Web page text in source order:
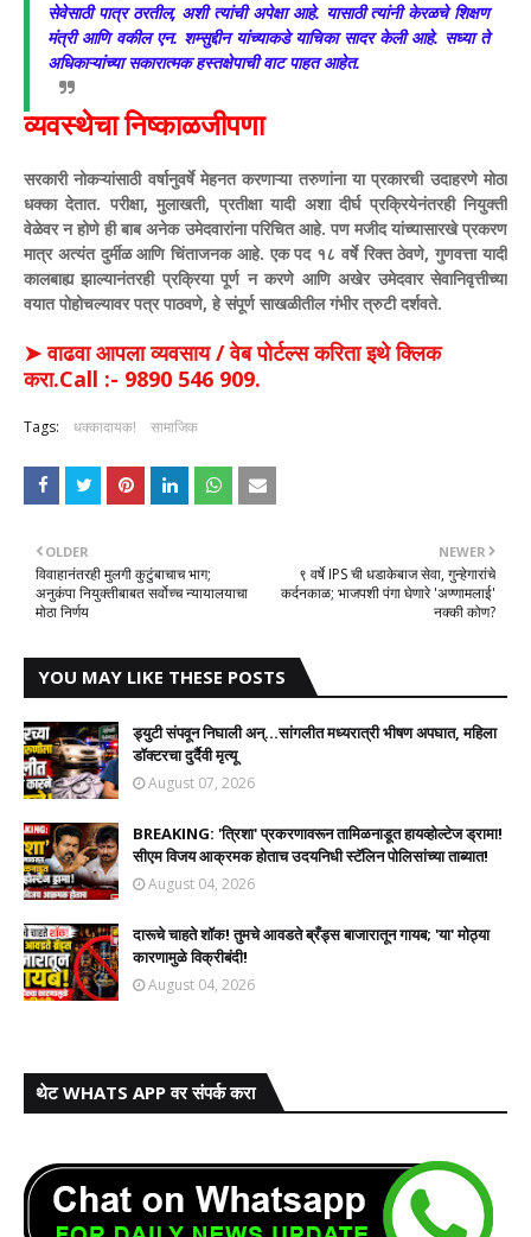
सेवेसाठी पात्र ठरतील, अशी त्यांची अपेक्षा आहे. यासाठी त्यांनी केरळचे शिक्षण
मंत्री आणि वकील एन. शम्सुद्दीन यांच्याकडे याचिका सादर केली आहे. सध्या ते
अधिकाऱ्यांच्या सकारात्मक हस्तक्षेपाची वाट पाहत आहेत.
व्यवस्थेचा निष्काळजीपणा
सरकारी नोकऱ्यांसाठी वर्षानुवर्षे मेहनत करणाऱ्या तरुणांना या प्रकारची उदाहरणे मोठा
धक्का देतात. परीक्षा, मुलाखती, प्रतीक्षा यादी अशा दीर्घ प्रक्रियेनंतरही नियुक्ती
वेळेवर न होणे ही बाब अनेक उमेदवारांना परिचित आहे. पण मजीद यांच्यासारखे प्रकरण
मात्र अत्यंत दुर्मीळ आणि चिंताजनक आहे. एक पद १८ वर्षे रिक्त ठेवणे, गुणवत्ता यादी
कालबाह्य झाल्यानंतरही प्रक्रिया पूर्ण न करणे आणि अखेर उमेदवार सेवानिवृत्तीच्या
वयात पोहोचल्यावर पत्र पाठवणे, हे संपूर्ण साखळीतील गंभीर त्रुटी दर्शवते.
➤ वाढवा आपला व्यवसाय / वेब पोर्टल्स करिता इथे क्लिक
करा.Call :- 9890 546 909.
Tags: धक्कादायक! सामाजिक
NEWER
​९ वर्षे IPS ची धडाकेबाज सेवा, गुन्हेगारांचे
कर्दनकाळ; भाजपशी पंगा घेणारे 'अण्णामलाई'
नक्की कोण?
OLDER
विवाहानंतरही मुलगी कुटुंबाचाच भाग;
अनुकंपा नियुक्तीबाबत सर्वोच्च न्यायालयाचा
मोठा निर्णय
YOU MAY LIKE THESE POSTS
ड्युटी संपवून निघाली अन्...सांगलीत मध्यरात्री भीषण अपघात, महिला
डॉक्टरचा दुर्दैवी मृत्यू
August 07, 2026
BREAKING: 'त्रिशा' प्रकरणावरून तामिळनाडूत हायव्होल्टेज ड्रामा!
सीएम विजय आक्रमक होताच उदयनिधी स्टॅलिन पोलिसांच्या ताब्यात!
August 04, 2026
दारूचे चाहते शॉक! तुमचे आवडते ब्रँड्स बाजारातून गायब; 'या' मोठ्या
कारणामुळे विक्रीबंदी!
August 04, 2026
थेट WHATS APP वर संपर्क करा